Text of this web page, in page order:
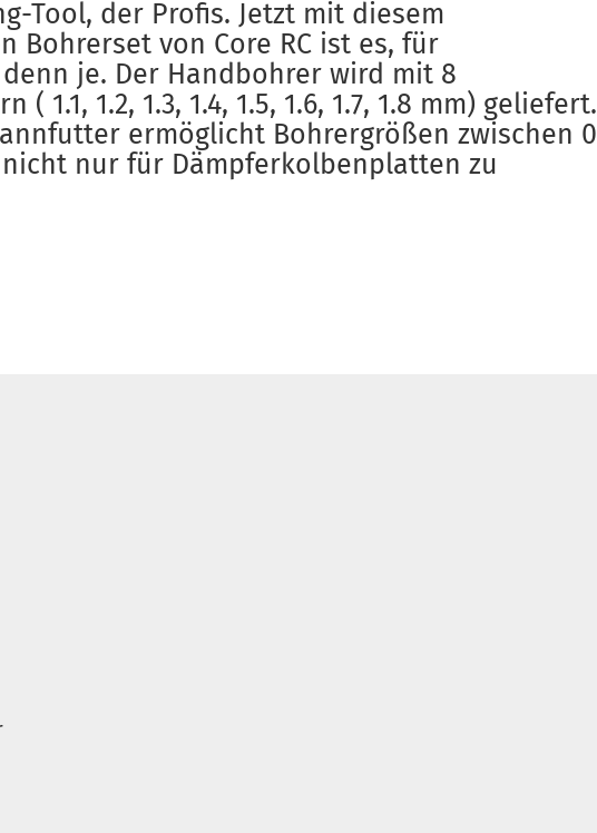
Tool, der Profis. Jetzt mit diesem
Bohrerset von Core RC ist es, für
je. Der Handbohrer wird mit 8
1.1, 1.2, 1.3, 1.4, 1.5, 1.6, 1.7, 1.8 mm) geliefert.
ermöglicht Bohrergrößen zwischen 0
nur für Dämpferkolbenplatten zu